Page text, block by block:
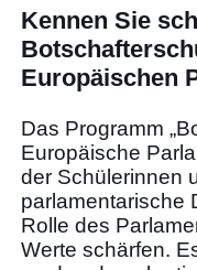
Kennen Sie
Europäischen
Das Programm
Europäische
der Schülerinnen
parlamentarische
Rolle des
Werte schärfen.